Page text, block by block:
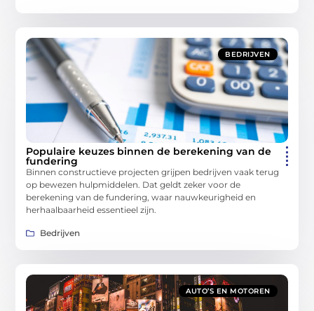
BEDRIJVEN
Populaire keuzes binnen de berekening van de
fundering
Binnen constructieve projecten grijpen bedrijven vaak terug
op bewezen hulpmiddelen. Dat geldt zeker voor de
berekening van de fundering, waar nauwkeurigheid en
herhaalbaarheid essentieel zijn.
Bedrijven
AUTO’S EN MOTOREN